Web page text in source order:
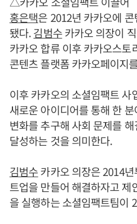
홍은택은 2012년 카카오에
됐다.김범수카카오 의장이
카카오 합류 이후 카카오스토
콘텐츠 플랫폼 카카오페이지
이후 카카오의 소셜임팩트
새로운 아이디어를 통해 한
변화를 추구해 사회 문제를
달성하는 것을 의미한다.
김범수카카오 의장은 2014
트업을 만들어 해결하자고 제
을 실행하는 소셜임팩트팀이